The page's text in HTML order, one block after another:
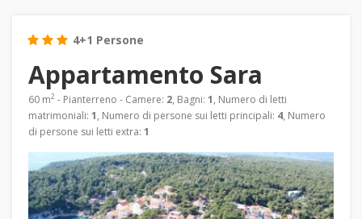
4+1 Persone
Appartamento Sara
60 m2 - Pianterreno - Camere: 2, Bagni: 1, Numero di letti
matrimoniali: 1, Numero di persone sui letti principali: 4, Numero
di persone sui letti extra: 1